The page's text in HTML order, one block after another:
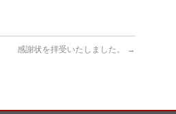
感謝状を拝受いたしました。 →